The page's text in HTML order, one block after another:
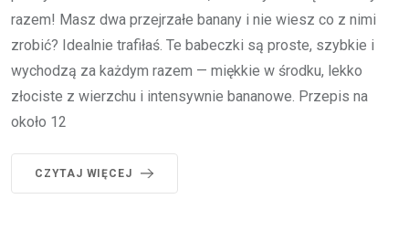
razem! Masz dwa przejrzałe banany i nie wiesz co z nimi
zrobić? Idealnie trafiłaś. Te babeczki są proste, szybkie i
wychodzą za każdym razem — miękkie w środku, lekko
złociste z wierzchu i intensywnie bananowe. Przepis na
około 12
CZYTAJ WIĘCEJ